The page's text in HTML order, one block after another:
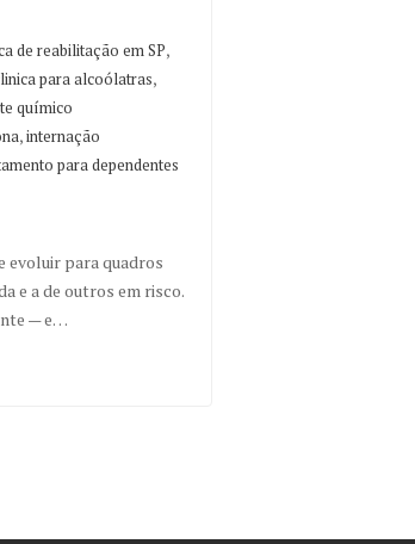
de reabilitação em SP,
para alcoólatras,
químico
,internação
para dependentes
evoluir para quadros
e a de outros em risco.
— e…